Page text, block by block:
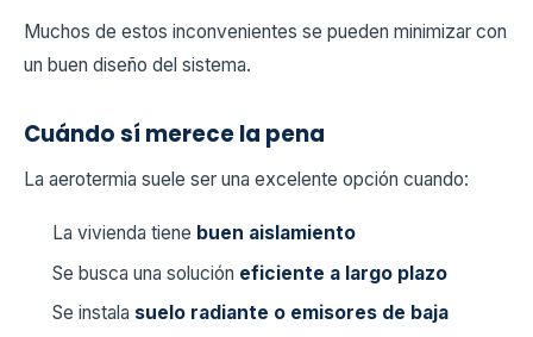
Muchos de estos inconvenientes se pueden minimizar con
un buen diseño del sistema.
Cuándo sí merece la pena
La aerotermia suele ser una excelente opción cuando:
La vivienda tiene buen aislamiento
Se busca una solución eficiente a largo plazo
Se instala suelo radiante o emisores de baja